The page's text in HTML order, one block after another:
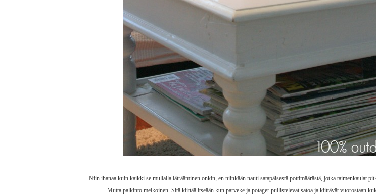
Niin ihanaa kuin kaikki se mullalla läträäminen onkin, en niinkään nauti satapäisestä pottimäärästä, jotka taimenkaulat
Mutta palkinto melkoinen. Sitä kiittää itseään kun parveke ja potager pullistelevat satoa ja kiittävät vuorostaan